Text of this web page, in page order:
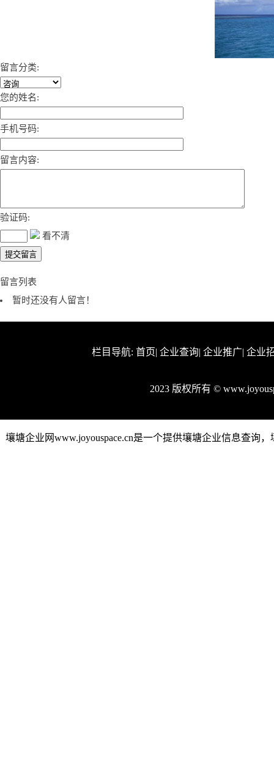
留言分类:
您的姓名:
手机号码:
留言内容:
验证码:
看不清
留言列表
暂时还没有人留言！
栏目导航: 首页| 企业查询| 企业推广| 企业
2023 版权所有 ©
壤塘企业网www.joyouspace.cn是一个提供壤塘企业信息查询